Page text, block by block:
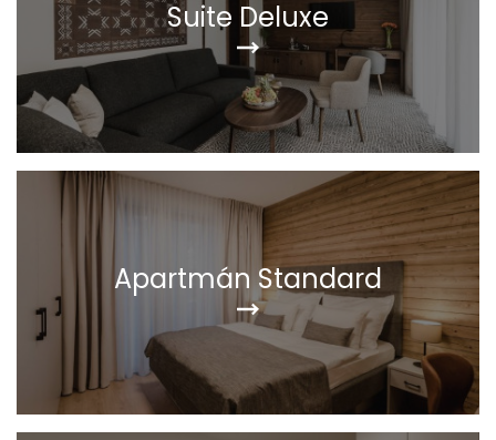
Suite Deluxe
Apartmán Standard